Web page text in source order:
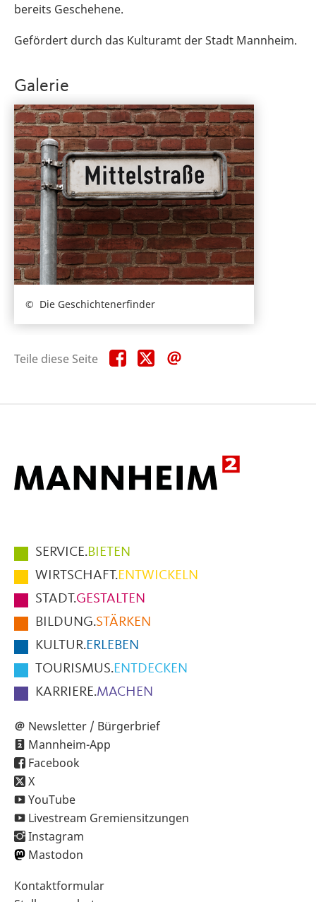
bereits Geschehene.
Gefördert durch das Kulturamt der Stadt Mannheim.
Galerie
Die Geschichtenerfinder
Teile diese Seite Teile
diese
Teile
diese
Hauptmenüpunkte
im
Fußbereich
der
Seite
SERVICE.BIETEN
WIRTSCHAFT.ENTWICKELN
STADT.GESTALTEN
BILDUNG.STÄRKEN
KULTUR.ERLEBEN
TOURISMUS.ENTDECKEN
KARRIERE.MACHEN
Newsletter / Bürgerbrief
Mannheim-App
Facebook
X
YouTube
Livestream Gremiensitzungen
Instagram
Mastodon
Sekundärnavigation
Kontaktformular